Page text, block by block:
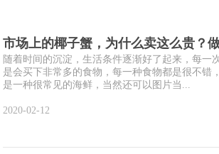
市场上的椰子蟹，为什么卖这么贵？
随着时间的沉淀，生活条件逐渐好了起来，每一
是会买下非常多的食物，每一种食物都是很不错
是一种很常见的海鲜，当然还可以图片当...
2020-02-12